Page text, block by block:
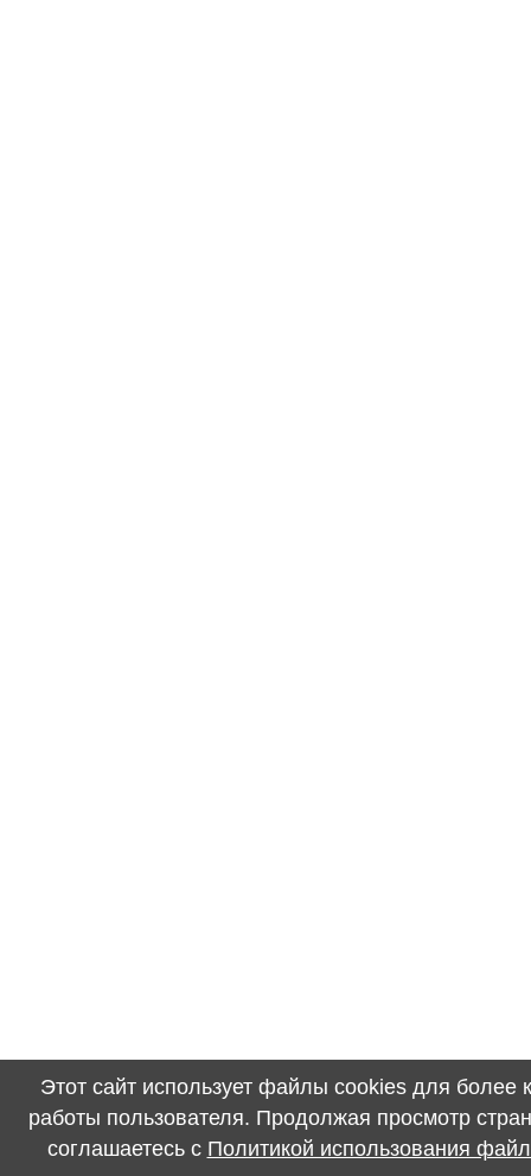
Этот сайт использует файлы cookies для более
работы пользователя. Продолжая просмотр
соглашаетесь с Политикой использования